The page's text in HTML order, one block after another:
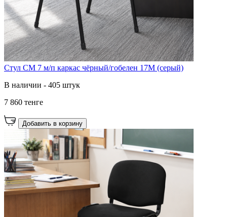
Стул СМ 7 м/п каркас чёрный/гобелен 17М (серый)
В наличии - 405 штук
7 860 тенге
Добавить в корзину